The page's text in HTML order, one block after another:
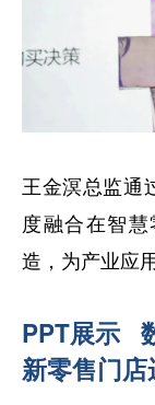
王金溟总监通
度融合在智
造，为产业应
PPT展示
新零售门